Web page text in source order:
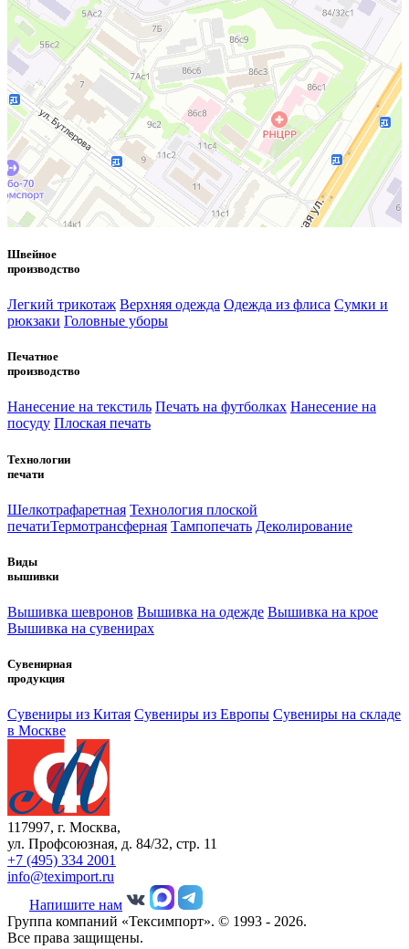
Швейное
производство
Легкий трикотаж Верхняя одежда Одежда из флиса Сумки и
рюкзаки Головные уборы
Печатное
производство
Нанесение на текстиль Печать на футболках Нанесение на
посуду Плоская печать
Технологии
печати
Шелкотрафаретная Технология плоской
печатиТермотрансферная Тампопечать Деколирование
Виды
вышивки
Вышивка шевронов Вышивка на одежде Вышивка на крое
Вышивка на сувенирах
Сувенирная
продукция
Сувениры из Китая Сувениры из Европы Сувениры на складе
в Москве
117997, г. Москва,
ул. Профсоюзная, д. 84/32, стр. 11
+7 (495) 334 2001
info@teximport.ru
Напишите нам
Группа компаний «Тексимпорт». © 1993 - 2026.
Все права защищены.